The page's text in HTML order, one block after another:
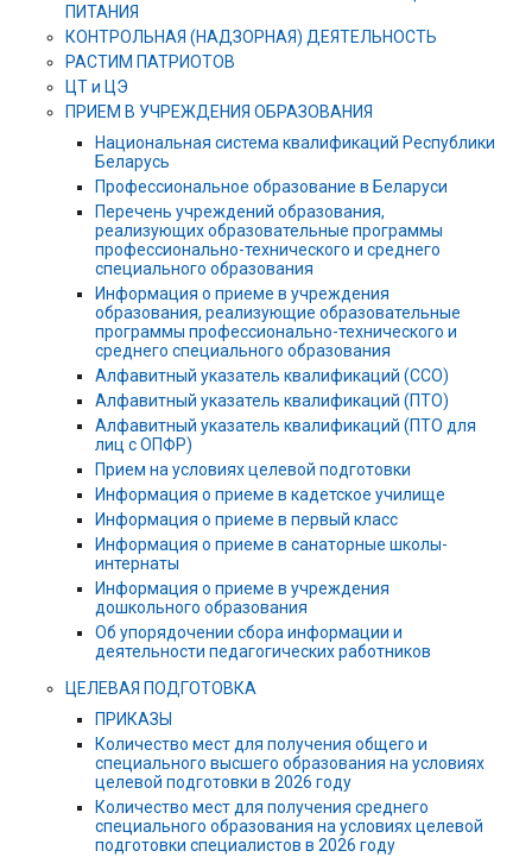
ПИТАНИЯ
КОНТРОЛЬНАЯ (НАДЗОРНАЯ) ДЕЯТЕЛЬНОСТЬ
РАСТИМ ПАТРИОТОВ
ЦТ и ЦЭ
ПРИЕМ В УЧРЕЖДЕНИЯ ОБРАЗОВАНИЯ
Национальная система квалификаций Республики
Беларусь
Профессиональное образование в Беларуси
Перечень учреждений образования,
реализующих образовательные программы
профессионально-технического и среднего
специального образования
Информация о приеме в учреждения
образования, реализующие образовательные
программы профессионально-технического и
среднего специального образования
Алфавитный указатель квалификаций (ССО)
Алфавитный указатель квалификаций (ПТО)
Алфавитный указатель квалификаций (ПТО для
лиц с ОПФР)
Прием на условиях целевой подготовки
Информация о приеме в кадетское училище
Информация о приеме в первый класс
Информация о приеме в санаторные школы-
интернаты
Информация о приеме в учреждения
дошкольного образования
Об упорядочении сбора информации и
деятельности педагогических работников
ЦЕЛЕВАЯ ПОДГОТОВКА
ПРИКАЗЫ
Количество мест для получения общего и
специального высшего образования на условиях
целевой подготовки в 2026 году
Количество мест для получения среднего
специального образования на условиях целевой
подготовки специалистов в 2026 году